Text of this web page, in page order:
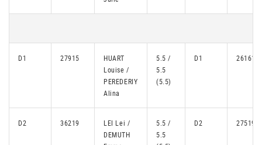
D1 27915
HUART
Louise /
PEREDERIY
Alina
5.5 /
5.5
(5.5)
D1 26161
D2 36219
LEI Lei /
DEMUTH
5.5 /
5.5
D2 27519